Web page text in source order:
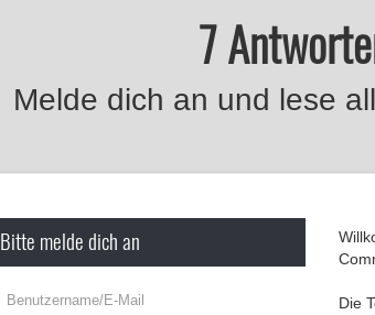
7
Melde dich an und lese
Bitte melde dich an
Die